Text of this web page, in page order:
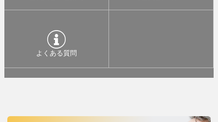
よくある質問